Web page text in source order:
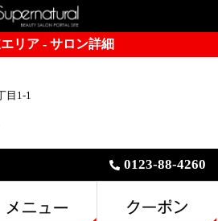
リア - サロン詳細
目1-1
0123-88-4260